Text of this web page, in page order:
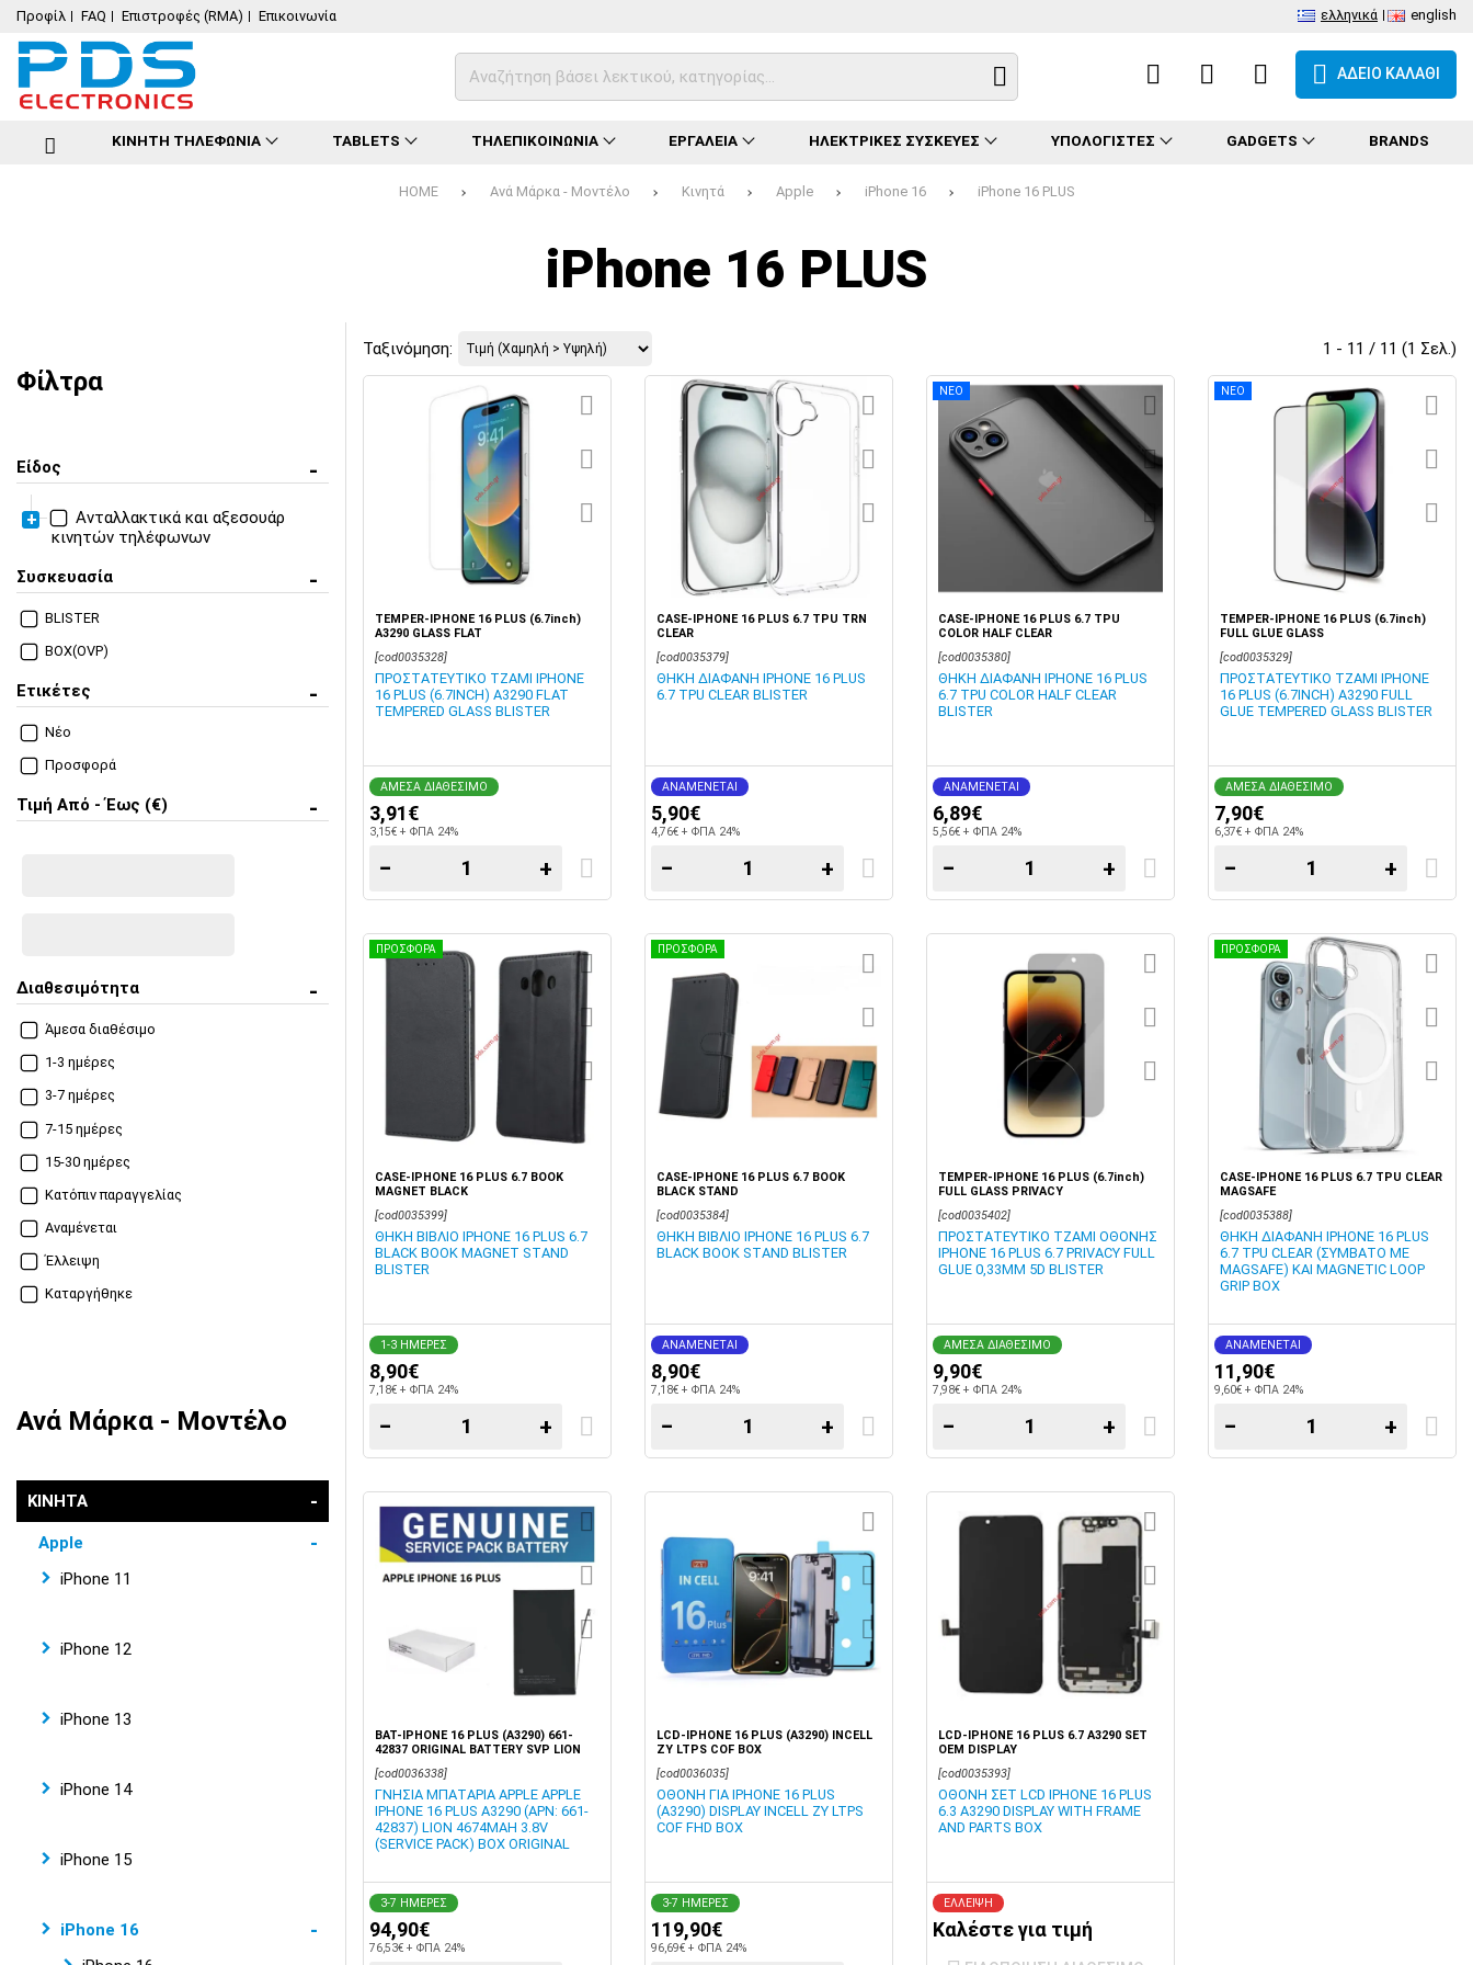
Προφίλ FAQ Επιστροφές (RMA) Επικοινωνία ελληνικά english
ΑΔΕΙΟ ΚΑΛΑΘΙ
ΚΙΝΗΤΗ ΤΗΛΕΦΩΝΙΑ
Φόρτωση...
TABLETS
Φόρτωση...
ΤΗΛΕΠΙΚΟΙΝΩΝΙΑ
Φόρτωση...
ΕΡΓΑΛΕΙΑ
Φόρτωση...
ΗΛΕΚΤΡΙΚΕΣ ΣΥΣΚΕΥΕΣ
Φόρτωση...
ΥΠΟΛΟΓΙΣΤΕΣ
Φόρτωση...
GADGETS
Φόρτωση...
BRANDS
HOME Ανά Μάρκα - Μοντέλο Κινητά Apple iPhone 16 iPhone 16 PLUS
iPhone 16 PLUS
Φίλτρα
Είδος
Ανταλλακτικά και αξεσουάρ
κινητών τηλέφωνων
Apple (Parts + Accesories)
iPhone
Συσκευασία
BLISTER
BOX(OVP)
Ετικέτες
Νέο
Προσφορά
Τιμή Από - Έως (€)
Διαθεσιμότητα
Άμεσα διαθέσιμο
1-3 ημέρες
3-7 ημέρες
7-15 ημέρες
15-30 ημέρες
Κατόπιν παραγγελίας
Αναμένεται
Έλλειψη
Καταργήθηκε
Ανά Μάρκα - Μοντέλο
ΚΙΝΗΤΑ
Apple
iPhone 11
iPhone 12
iPhone 13
iPhone 14
iPhone 15
iPhone 16
Ταξινόμηση: 1 - 11 / 11 (1 Σελ.)
TEMPER-IPHONE 16 PLUS (6.7inch)
Α3290 GLASS FLAT
[cod0035328]
ΠΡΟΣΤΑΤΕΥΤΙΚΟ ΤΖΑΜΙ IPHONE
16 PLUS (6.7INCH) A3290 FLAT
TEMPERED GLASS BLISTER
ΑΜΕΣΑ ΔΙΑΘΕΣΙΜΟ
3,91€
3,15€ + ΦΠΑ 24%
− +
CASE-IPHONE 16 PLUS 6.7 TPU TRN
CLEAR
[cod0035379]
ΘΗΚΗ ΔΙΑΦΑΝΗ IPHONE 16 PLUS
6.7 TPU CLEAR BLISTER
ΑΝΑΜΕΝΕΤΑΙ
5,90€
4,76€ + ΦΠΑ 24%
− +
ΝΕΟ
CASE-IPHONE 16 PLUS 6.7 TPU
COLOR HALF CLEAR
[cod0035380]
ΘΗΚΗ ΔΙΑΦΑΝΗ IPHONE 16 PLUS
6.7 TPU COLOR HALF CLEAR
BLISTER
ΑΝΑΜΕΝΕΤΑΙ
6,89€
5,56€ + ΦΠΑ 24%
− +
ΝΕΟ
TEMPER-IPHONE 16 PLUS (6.7inch)
FULL GLUE GLASS
[cod0035329]
ΠΡΟΣΤΑΤΕΥΤΙΚΟ ΤΖΑΜΙ IPHONE
16 PLUS (6.7INCH) A3290 FULL
GLUE TEMPERED GLASS BLISTER
ΑΜΕΣΑ ΔΙΑΘΕΣΙΜΟ
7,90€
6,37€ + ΦΠΑ 24%
− +
ΠΡΟΣΦΟΡΑ
CASE-IPHONE 16 PLUS 6.7 BOOK
MAGNET BLACK
[cod0035399]
ΘΗΚΗ ΒΙΒΛΙΟ IPHONE 16 PLUS 6.7
BLACK BOOK MAGNET STAND
BLISTER
1-3 ΗΜΕΡΕΣ
8,90€
7,18€ + ΦΠΑ 24%
− +
ΠΡΟΣΦΟΡΑ
CASE-IPHONE 16 PLUS 6.7 BOOK
BLACK STAND
[cod0035384]
ΘΗΚΗ ΒΙΒΛΙΟ IPHONE 16 PLUS 6.7
BLACK BOOK STAND BLISTER
ΑΝΑΜΕΝΕΤΑΙ
8,90€
7,18€ + ΦΠΑ 24%
− +
TEMPER-IPHONE 16 PLUS (6.7inch)
FULL GLASS PRIVACY
[cod0035402]
ΠΡΟΣΤΑΤΕΥΤΙΚΟ ΤΖΑΜΙ ΟΘΟΝΗΣ
IPHONE 16 PLUS 6.7 PRIVACY FULL
GLUE 0,33MM 5D BLISTER
ΑΜΕΣΑ ΔΙΑΘΕΣΙΜΟ
9,90€
7,98€ + ΦΠΑ 24%
− +
ΠΡΟΣΦΟΡΑ
CASE-IPHONE 16 PLUS 6.7 TPU CLEAR
MAGSAFE
[cod0035388]
ΘΗΚΗ ΔΙΑΦΑΝΗ IPHONE 16 PLUS
6.7 TPU CLEAR (ΣΥΜΒΑΤΟ ΜΕ
MAGSAFE) ΚΑΙ MAGNETIC LOOP
GRIP BOX
ΑΝΑΜΕΝΕΤΑΙ
11,90€
9,60€ + ΦΠΑ 24%
− +
BAT-IPHONE 16 PLUS (A3290) 661-
42837 ORIGINAL BATTERY SVP LION
[cod0036338]
ΓΝΗΣΙΑ ΜΠΑΤΑΡΙΑ APPLE APPLE
IPHONE 16 PLUS A3290 (APN: 661-
42837) LION 4674MAH 3.8V
(SERVICE PACK) BOX ORIGINAL
3-7 ΗΜΕΡΕΣ
94,90€
76,53€ + ΦΠΑ 24%
LCD-IPHONE 16 PLUS (A3290) INCELL
ZY LTPS COF BOX
[cod0036035]
ΟΘΟΝΗ ΓΙΑ IPHONE 16 PLUS
(A3290) DISPLAY INCELL ZY LTPS
COF FHD BOX
3-7 ΗΜΕΡΕΣ
119,90€
96,69€ + ΦΠΑ 24%
LCD-IPHONE 16 PLUS 6.7 A3290 SET
OEM DISPLAY
[cod0035393]
ΟΘΟΝΗ ΣΕΤ LCD IPHONE 16 PLUS
6.3 A3290 DISPLAY WITH FRAME
AND PARTS BOX
ΕΛΛΕΙΨΗ
Καλέστε για τιμή